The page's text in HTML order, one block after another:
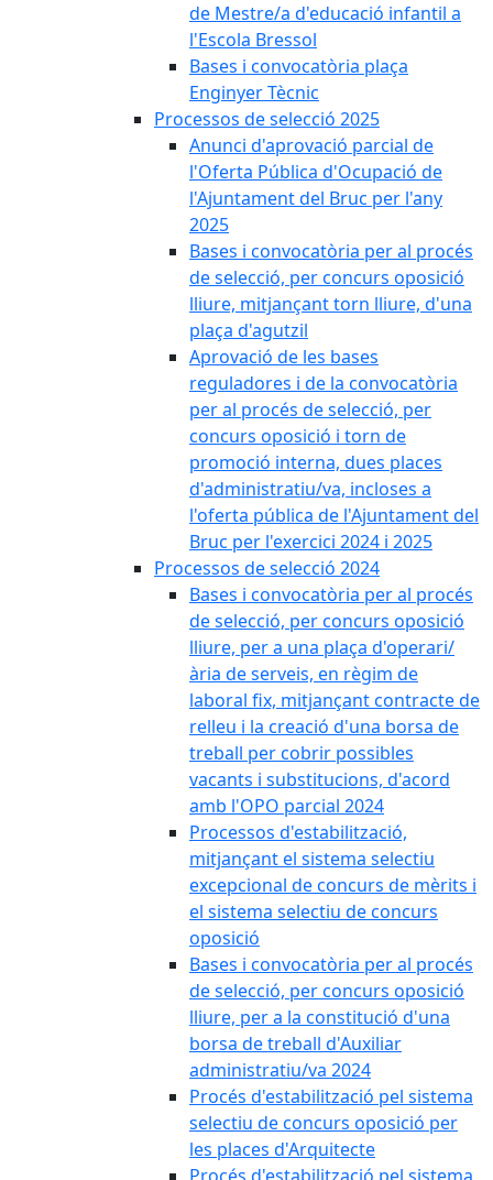
de Mestre/a d'educació infantil a
l'Escola Bressol
Bases i convocatòria plaça
Enginyer Tècnic
Processos de selecció 2025
Anunci d'aprovació parcial de
l'Oferta Pública d'Ocupació de
l'Ajuntament del Bruc per l'any
2025
Bases i convocatòria per al procés
de selecció, per concurs oposició
lliure, mitjançant torn lliure, d'una
plaça d'agutzil
Aprovació de les bases
reguladores i de la convocatòria
per al procés de selecció, per
concurs oposició i torn de
promoció interna, dues places
d'administratiu/va, incloses a
l'oferta pública de l'Ajuntament del
Bruc per l'exercici 2024 i 2025
Processos de selecció 2024
Bases i convocatòria per al procés
de selecció, per concurs oposició
lliure, per a una plaça d'operari/
ària de serveis, en règim de
laboral fix, mitjançant contracte de
relleu i la creació d'una borsa de
treball per cobrir possibles
vacants i substitucions, d'acord
amb l'OPO parcial 2024
Processos d'estabilització,
mitjançant el sistema selectiu
excepcional de concurs de mèrits i
el sistema selectiu de concurs
oposició
Bases i convocatòria per al procés
de selecció, per concurs oposició
lliure, per a la constitució d'una
borsa de treball d'Auxiliar
administratiu/va 2024
Procés d'estabilització pel sistema
selectiu de concurs oposició per
les places d'Arquitecte